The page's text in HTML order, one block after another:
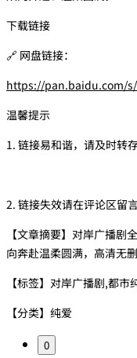
下载链接
🔗 网盘链接：
https://pan.baidu.com/s/
温馨提示
1. 链接易和谐，请及时转
2. 链接失效请在评论区留
【文章摘要】对岸广播剧
向奔赴温柔圆满，高清无
【标签】对岸广播剧,都
【分类】纯爱
0